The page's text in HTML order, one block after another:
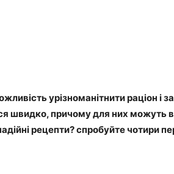
урізноманітнити раціон і
швидко, причому для них можуть
рецепти? спробуйте чотири